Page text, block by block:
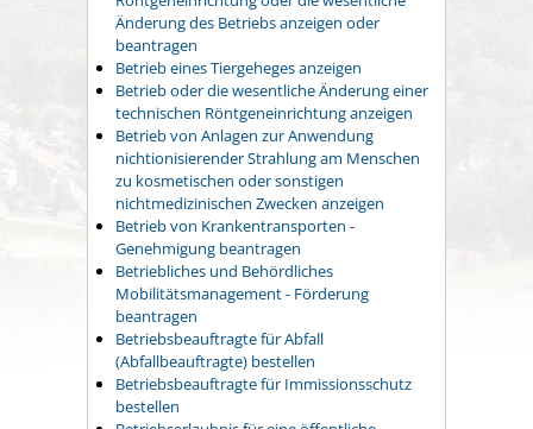
Änderung des Betriebs anzeigen oder
beantragen
Betrieb eines Tiergeheges anzeigen
Betrieb oder die wesentliche Änderung einer
technischen Röntgeneinrichtung anzeigen
Betrieb von Anlagen zur Anwendung
nichtionisierender Strahlung am Menschen
zu kosmetischen oder sonstigen
nichtmedizinischen Zwecken anzeigen
Betrieb von Krankentransporten -
Genehmigung beantragen
Betriebliches und Behördliches
Mobilitätsmanagement - Förderung
beantragen
Betriebsbeauftragte für Abfall
(Abfallbeauftragte) bestellen
Betriebsbeauftragte für Immissionsschutz
bestellen